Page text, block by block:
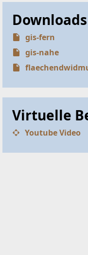
gis-fern
gis-nahe
Virtuelle
Youtube Video